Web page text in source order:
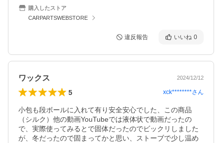
購入したストア
CARPARTSWEBSTORE
違反報告 いいね 0
ワックス 2024/12/12
5 xck********さん
小包も段ボールに入れて有り安全安心でした、この商品
（シルク）他の動画YouTubeでは液体状で動画だったの
で、実際使ってみるとで固体だったのでビックリしました
が、冬だったので固まってかと思い、ストーブで少し温め